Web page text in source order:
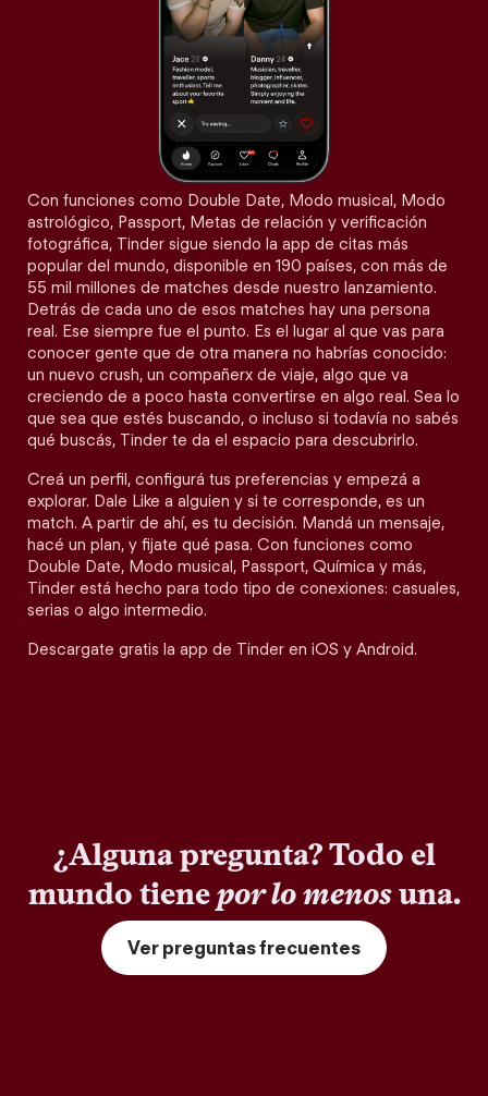
Con funciones como Double Date, Modo musical, Modo
astrológico, Passport, Metas de relación y verificación
fotográfica, Tinder sigue siendo la app de citas más
popular del mundo, disponible en 190 países, con más de
55 mil millones de matches desde nuestro lanzamiento.
Detrás de cada uno de esos matches hay una persona
real. Ese siempre fue el punto. Es el lugar al que vas para
conocer gente que de otra manera no habrías conocido:
un nuevo crush, un compañerx de viaje, algo que va
creciendo de a poco hasta convertirse en algo real. Sea lo
que sea que estés buscando, o incluso si todavía no sabés
qué buscás, Tinder te da el espacio para descubrirlo.
Creá un perfil, configurá tus preferencias y empezá a
explorar. Dale Like a alguien y si te corresponde, es un
match. A partir de ahí, es tu decisión. Mandá un mensaje,
hacé un plan, y fijate qué pasa. Con funciones como
Double Date, Modo musical, Passport, Química y más,
Tinder está hecho para todo tipo de conexiones: casuales,
serias o algo intermedio.
Descargate gratis la app de Tinder en iOS y Android.
¿Alguna pregunta? Todo el
mundo tienepor lo menosuna.
Ver preguntas frecuentes